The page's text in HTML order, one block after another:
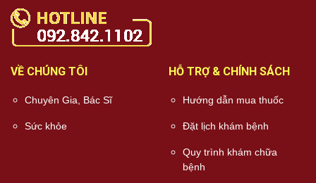
VỀ CHÚNG TÔI
Chuyên Gia, Bác Sĩ
Sức khỏe
HỖ TRỢ & CHÍNH SÁCH
Hướng dẫn mua thuốc
Đặt lịch khám bệnh
Quy trình khám chữa
bệnh